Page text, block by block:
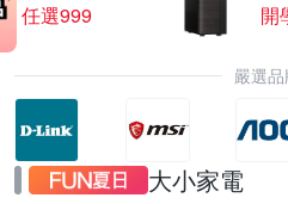
任選999
開
嚴選品
大小家電